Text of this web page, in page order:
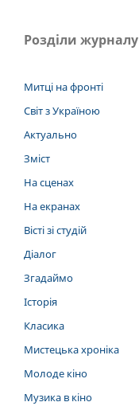
Розділи журналу
Митці на фронті
Світ з Україною
Актуально
Зміст
На сценах
На екранах
Вісті зі студій
Діалог
Згадаймо
Історія
Класика
Мистецька хроніка
Молоде кіно
Музика в кіно